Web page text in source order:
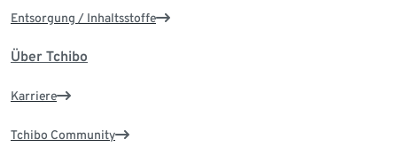
Entsorgung / Inhaltsstoffe
Über Tchibo
Karriere
Tchibo Community